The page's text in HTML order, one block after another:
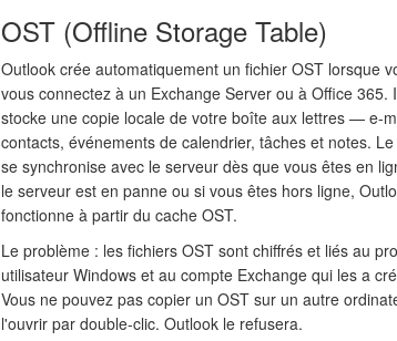
OST (Offline Storage Table)
Outlook crée automatiquement un fichier OST lorsque
vous connectez à un Exchange Server ou à Office 365.
stocke une copie locale de votre boîte aux lettres — e-
contacts, événements de calendrier, tâches et notes.
se synchronise avec le serveur dès que vous êtes en
le serveur est en panne ou si vous êtes hors ligne,
fonctionne à partir du cache OST.
Le problème : les fichiers OST sont chiffrés et liés au
utilisateur Windows et au compte Exchange qui les a
Vous ne pouvez pas copier un OST sur un autre
l'ouvrir par double-clic. Outlook le refusera.